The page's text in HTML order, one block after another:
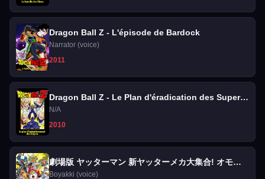
Dragon Ball Z - L'épisode de Bardock
Narrator (voice)
2011
Dragon Ball Z - Le Plan d'éradication des Super
Saiyens
N/A
2010
劇場版 ヤッターマン 新ヤッターメカ大集合! オモチ
ャの国で大決戦だコロン!
Boyakki (voice)